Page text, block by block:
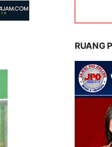
RUANG